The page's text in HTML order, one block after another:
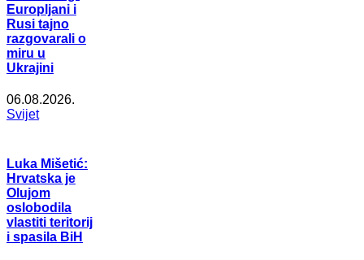
Europljani i
Rusi tajno
razgovarali o
miru u
Ukrajini
06.08.2026.
Svijet
Luka Mišetić:
Hrvatska je
Olujom
oslobodila
vlastiti teritorij
i spasila BiH